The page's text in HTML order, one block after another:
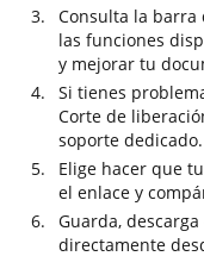
Consulta la
las funciones
y mejorar tu
Si tienes
Corte de
soporte dedicado.
Elige hacer que
el enlace y
Guarda,
directamente